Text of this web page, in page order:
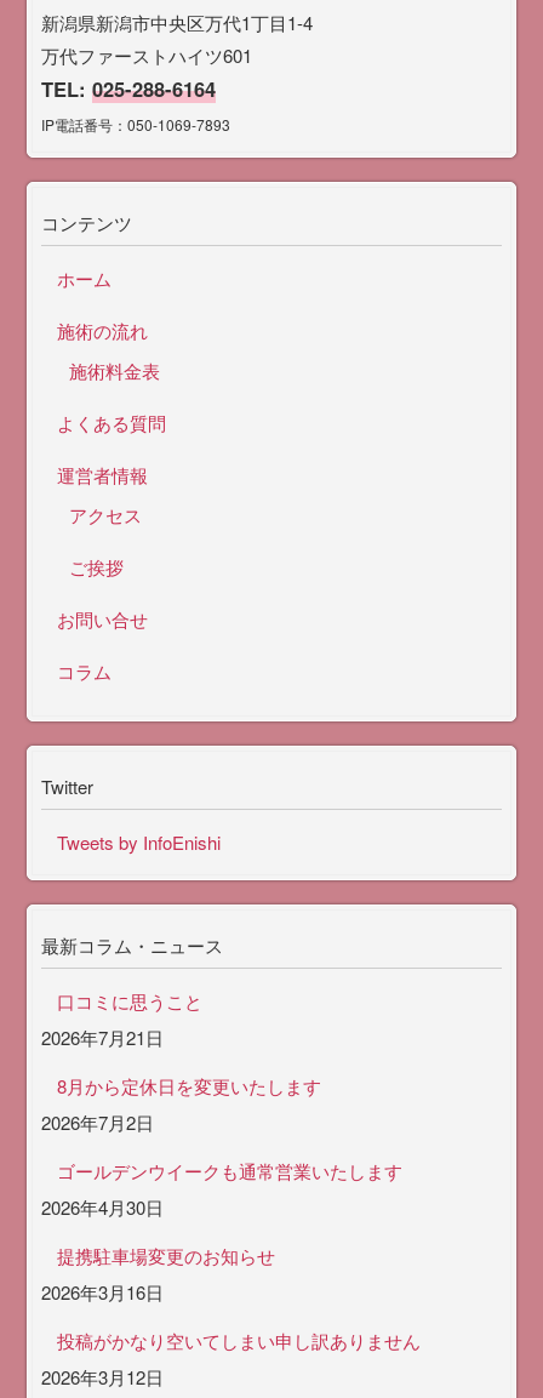
新潟県新潟市中央区万代1丁目1-4
万代ファーストハイツ601
TEL:025-288-6164
IP電話番号：050-1069-7893
コンテンツ
ホーム
施術の流れ
施術料金表
よくある質問
運営者情報
アクセス
ご挨拶
お問い合せ
コラム
Twitter
Tweets by InfoEnishi
最新コラム・ニュース
口コミに思うこと
2026年7月21日
8月から定休日を変更いたします
2026年7月2日
ゴールデンウイークも通常営業いたします
2026年4月30日
提携駐車場変更のお知らせ
2026年3月16日
投稿がかなり空いてしまい申し訳ありません
2026年3月12日